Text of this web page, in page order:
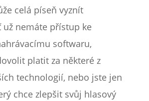
celá píseň vyznít
už nemáte přístup ke
softwaru,
platit za některé z
technologií, nebo jste jen
chce zlepšit svůj hlasový